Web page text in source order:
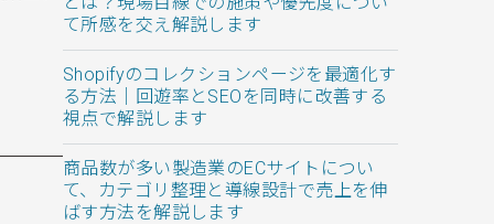
て所感を交え解説します
Shopifyのコレクションページを最適化す
る方法｜回遊率とSEOを同時に改善する
視点で解説します
商品数が多い製造業のECサイトについ
て、カテゴリ整理と導線設計で売上を伸
ばす方法を解説します